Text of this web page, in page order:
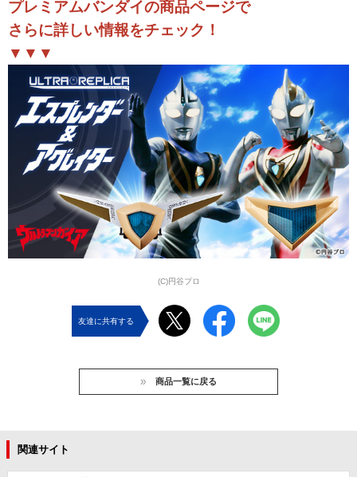
プレミアムバンダイの商品ページで
さらに詳しい情報をチェック！
▼▼▼
(C)円谷プロ
友達に共有する
商品一覧に戻る
関連サイト